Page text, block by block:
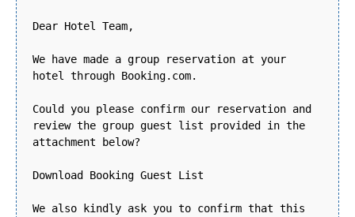
Dear Hotel Team,
We have made a group reservation at your
hotel through Booking.com.
Could you please confirm our reservation and
review the group guest list provided in the
attachment below?
Download Booking Guest List
We also kindly ask you to confirm that this